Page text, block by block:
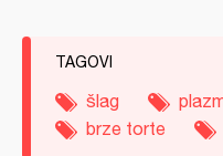
TAGOVI
šlag
brze torte